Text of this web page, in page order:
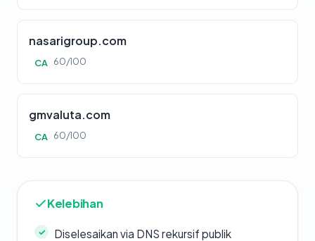
nasarigroup.com
CA 60/100
gmvaluta.com
CA 60/100
Kelebihan
Diselesaikan via DNS rekursif publik